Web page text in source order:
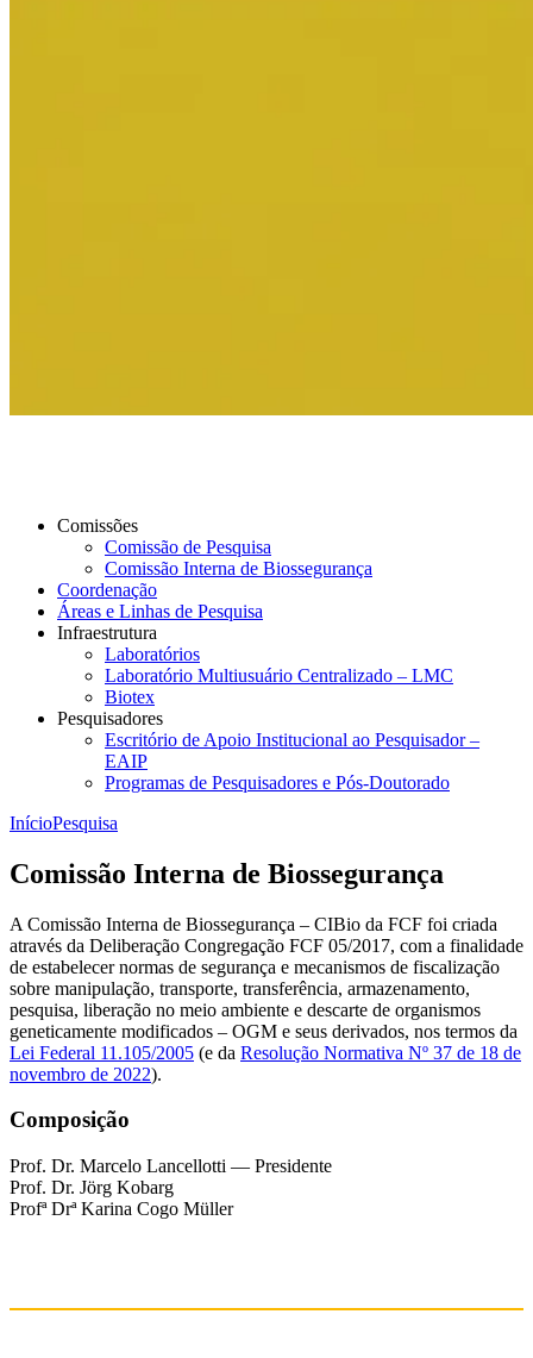
Comissões
Comissão de Pesquisa
Comissão Interna de Biossegurança
Coordenação
Áreas e Linhas de Pesquisa
Infraestrutura
Laboratórios
Laboratório Multiusuário Centralizado – LMC
Biotex
Pesquisadores
Escritório de Apoio Institucional ao Pesquisador –
EAIP
Programas de Pesquisadores e Pós-Doutorado
InícioPesquisa
Comissão Interna de Biossegurança
A Comissão Interna de Biossegurança – CIBio da FCF foi criada
através da Deliberação Congregação FCF 05/2017, com a finalidade
de estabelecer normas de segurança e mecanismos de fiscalização
sobre manipulação, transporte, transferência, armazenamento,
pesquisa, liberação no meio ambiente e descarte de organismos
geneticamente modificados – OGM e seus derivados, nos termos da
Lei Federal 11.105/2005 (e da Resolução Normativa Nº 37 de 18 de
novembro de 2022).
Composição
Prof. Dr. Marcelo Lancellotti — Presidente
Prof. Dr. Jörg Kobarg
Profª Drª Karina Cogo Müller